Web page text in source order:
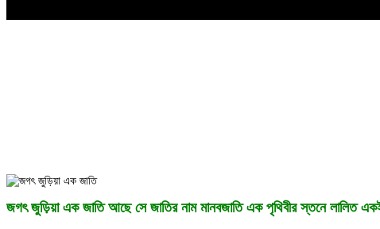
জগৎ জুড়িয়া এক জাতি আছে সে জাতির নাম মানবজাতি এক পৃথিবীর স্তনে লালিত